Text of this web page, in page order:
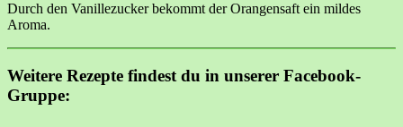
Durch den Vanillezucker bekommt der Orangensaft ein mildes
Aroma.
Weitere Rezepte findest du in unserer Facebook-
Gruppe: